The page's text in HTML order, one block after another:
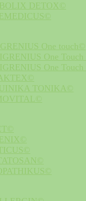
DETOX©
One touch©
One
One
TONIKA©